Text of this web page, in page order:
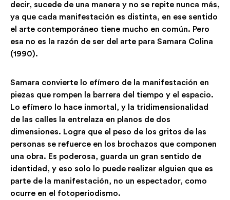
decir, sucede de una manera y no se repite nunca más,
ya que cada manifestación es distinta, en ese sentido
el arte contemporáneo tiene mucho en común. Pero
esa no es la razón de ser del arte para Samara Colina
(1990).
Samara convierte lo efímero de la manifestación en
piezas que rompen la barrera del tiempo y el espacio.
Lo efímero lo hace inmortal, y la tridimensionalidad
de las calles la entrelaza en planos de dos
dimensiones. Logra que el peso de los gritos de las
personas se refuerce en los brochazos que componen
una obra. Es poderosa, guarda un gran sentido de
identidad, y eso solo lo puede realizar alguien que es
parte de la manifestación, no un espectador, como
ocurre en el fotoperiodismo.